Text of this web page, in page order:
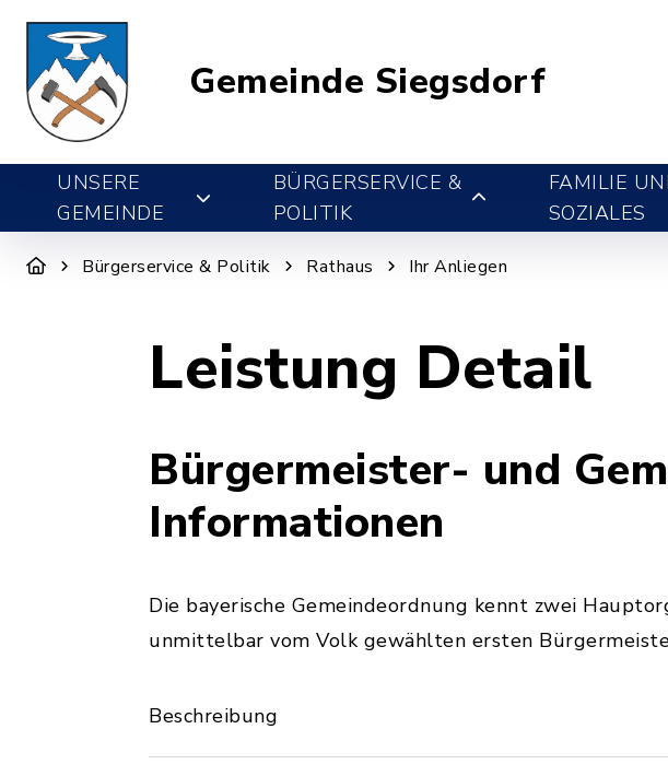
Gemeinde Siegsdorf
UNSERE
GEMEINDE
BÜRGERSERVICE &
POLITIK
FAMILIE
SOZIALES
Bürgerservice & Politik Rathaus Ihr Anliegen
Leistung Detail
Bürgermeister- und
Informationen
Die bayerische Gemeindeordnung kennt zwei
unmittelbar vom Volk gewählten ersten
Beschreibung